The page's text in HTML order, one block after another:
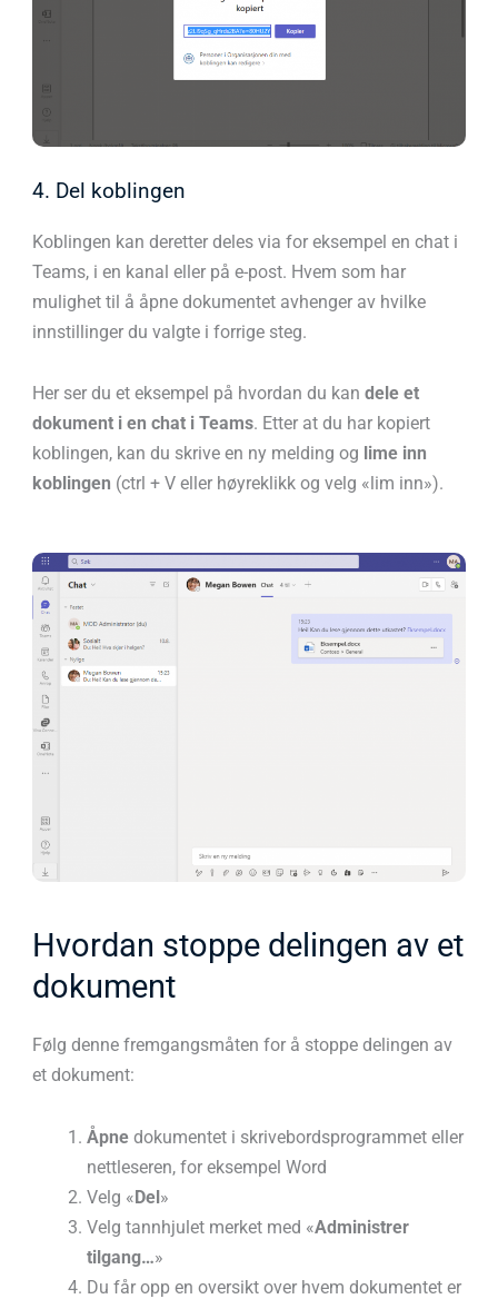
4. Del koblingen
Koblingen kan deretter deles via for eksempel en chat i
Teams, i en kanal eller på e-post. Hvem som har
mulighet til å åpne dokumentet avhenger av hvilke
innstillinger du valgte i forrige steg.
Her ser du et eksempel på hvordan du kan dele et
dokument i en chat i Teams. Etter at du har kopiert
koblingen, kan du skrive en ny melding og lime inn
koblingen (ctrl + V eller høyreklikk og velg «lim inn»).
Hvordan stoppe delingen av et
dokument
Følg denne fremgangsmåten for å stoppe delingen av
et dokument:
Åpne dokumentet i skrivebordsprogrammet eller
nettleseren, for eksempel Word
Velg «Del»
Velg tannhjulet merket med «Administrer
tilgang…»
Du får opp en oversikt over hvem dokumentet er